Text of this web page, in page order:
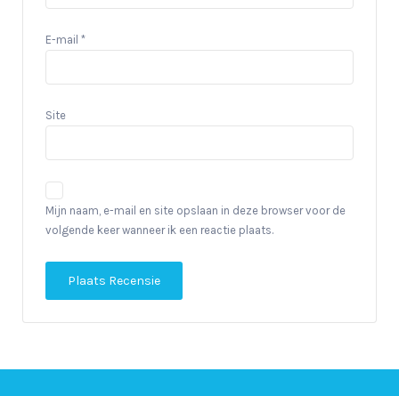
E-mail *
Site
Mijn naam, e-mail en site opslaan in deze browser voor de
volgende keer wanneer ik een reactie plaats.